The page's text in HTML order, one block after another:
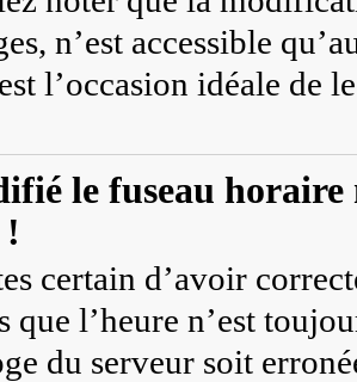
n’est accessible
l’occasion idéale de
le fuseau horaire
certain d’avoir
que l’heure n’est
du serveur soit